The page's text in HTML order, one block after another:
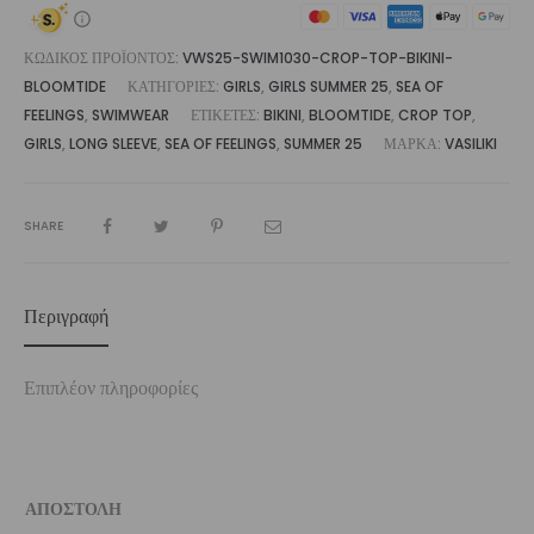
ΚΩΔΙΚΌΣ ΠΡΟΪΌΝΤΟΣ: VWS25-SWIM1030-CROP-TOP-BIKINI-
BLOOMTIDE
ΚΑΤΗΓΟΡΊΕΣ: GIRLS, GIRLS SUMMER 25, SEA OF
FEELINGS, SWIMWEAR ΕΤΙΚΈΤΕΣ: BIKINI, BLOOMTIDE, CROP TOP,
GIRLS, LONG SLEEVE, SEA OF FEELINGS, SUMMER 25 ΜΆΡΚΑ: VASILIKI
SHARE
Περιγραφή
Επιπλέον πληροφορίες
ΑΠΟΣΤΟΛΗ